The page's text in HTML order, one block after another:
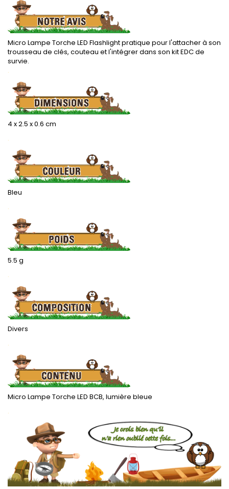
Micro Lampe Torche LED Flashlight pratique pour l'attacher à son
trousseau de clés, couteau et l'intégrer dans son kit EDC de
survie.
.
4 x 2.5 x 0.6 cm
.
Bleu
.
5.5 g
.
Divers
.
Micro Lampe Torche LED BCB, lumière bleue
.